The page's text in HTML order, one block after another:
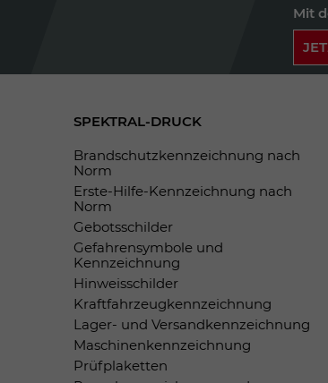
Mit
SPEKTRAL-DRUCK
Brandschutzkennzeichnung nach
Norm
Erste-Hilfe-Kennzeichnung nach
Norm
Gebotsschilder
Gefahrensymbole und
Kennzeichnung
Hinweisschilder
Kraftfahrzeugkennzeichnung
Lager- und Versandkennzeichnung
Maschinenkennzeichnung
Prüfplaketten